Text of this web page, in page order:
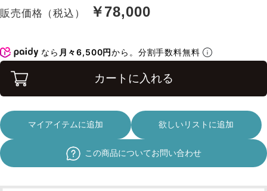
販売価格（税込） ￥78,000
なら 月々6,500円から。分割手数料無料
カートに入れる
マイアイテムに追加 欲しいリストに追加
この商品についてお問い合わせ